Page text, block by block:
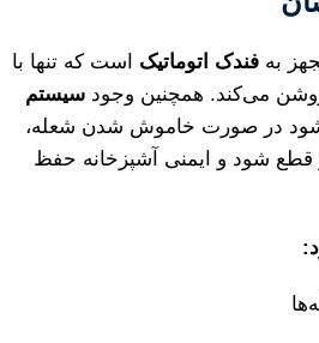
فندک اتوماتیک است که تنها با
می‌کند. همچنین وجود سیستم
در صورت خاموش شدن شعله،
قطع شود و ایمنی آشپزخانه حفظ